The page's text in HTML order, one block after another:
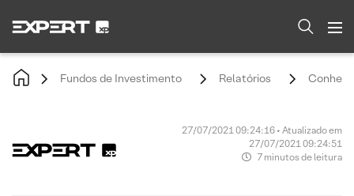
Fundos de Investimento Relatórios
27/07/2021 09:24:16 • Atualizado em
27/07/2021 09:24:51
7 minutos de leitura